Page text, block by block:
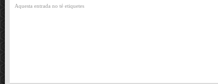
Aquesta entrada no té etiquetes